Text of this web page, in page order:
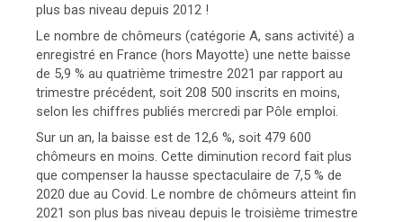
plus bas niveau depuis 2012 !
Le nombre de chômeurs (catégorie A, sans activité) a
enregistré en France (hors Mayotte) une nette baisse
de 5,9 % au quatrième trimestre 2021 par rapport au
trimestre précédent, soit 208 500 inscrits en moins,
selon les chiffres publiés mercredi par Pôle emploi.
Sur un an, la baisse est de 12,6 %, soit 479 600
chômeurs en moins. Cette diminution record fait plus
que compenser la hausse spectaculaire de 7,5 % de
2020 due au Covid. Le nombre de chômeurs atteint fin
2021 son plus bas niveau depuis le troisième trimestre